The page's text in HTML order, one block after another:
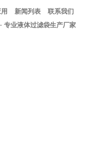
新闻列表
联系我们
· 专业液体过滤袋生产厂家